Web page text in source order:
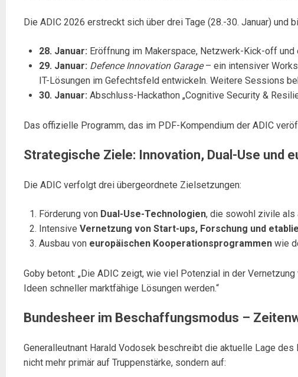
Die ADIC 2026 erstreckt sich über drei Tage (28.-30. Januar) und
28. Januar: Eröffnung im Makerspace, Netzwerk-Kick-off
29. Januar: Defence Innovation Garage– ein intensiver
IT-Lösungen im Gefechtsfeld entwickeln. Weitere Sessions
30. Januar: Abschluss-Hackathon „Cognitive Security &
Das offizielle Programm, das im PDF-Kompendium der ADIC
Strategische Ziele: Innovation, Dual-Use und
Die ADIC verfolgt drei übergeordnete Zielsetzungen:
Förderung von Dual-Use-Technologien, die sowohl zivile als
Intensive Vernetzung von Start-ups, Forschung und
Ausbau von europäischen Kooperationsprogrammenwie
Goby betont: „Die ADIC zeigt, wie viel Potenzial in der
Ideen schneller marktfähige Lösungen werden.“
Bundesheer im Beschaffungsmodus –
Generalleutnant Harald Vodosek beschreibt die aktuelle Lage
nicht mehr primär auf Truppenstärke, sondern auf: